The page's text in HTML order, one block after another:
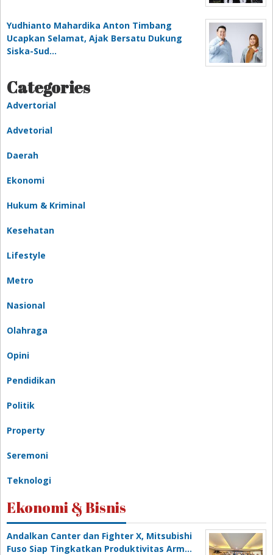
Yudhianto Mahardika Anton Timbang
Ucapkan Selamat, Ajak Bersatu Dukung
Siska-Sud…
Categories
Advertorial
Advetorial
Daerah
Ekonomi
Hukum & Kriminal
Kesehatan
Lifestyle
Metro
Nasional
Olahraga
Opini
Pendidikan
Politik
Property
Seremoni
Teknologi
Ekonomi & Bisnis
Andalkan Canter dan Fighter X, Mitsubishi
Fuso Siap Tingkatkan Produktivitas Arm…